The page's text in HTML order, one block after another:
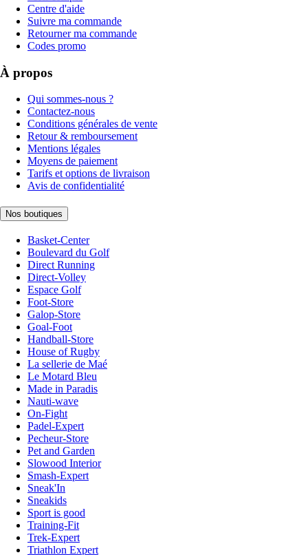
Centre d'aide
Suivre ma commande
Retourner ma commande
Codes promo
À propos
Qui sommes-nous ?
Contactez-nous
Conditions générales de vente
Retour & remboursement
Mentions légales
Moyens de paiement
Tarifs et options de livraison
Avis de confidentialité
Nos boutiques
Basket-Center
Boulevard du Golf
Direct Running
Direct-Volley
Espace Golf
Foot-Store
Galop-Store
Goal-Foot
Handball-Store
House of Rugby
La sellerie de Maé
Le Motard Bleu
Made in Paradis
Nauti-wave
On-Fight
Padel-Expert
Pecheur-Store
Pet and Garden
Slowood Interior
Smash-Expert
Sneak'In
Sneakids
Sport is good
Training-Fit
Trek-Expert
Triathlon Expert